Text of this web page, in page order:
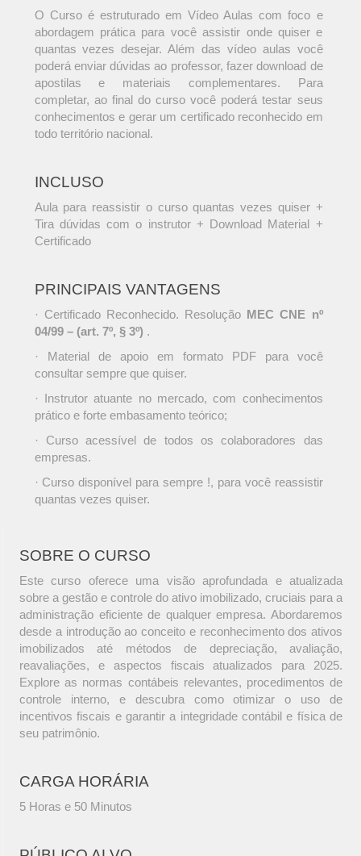
O Curso é estruturado em Vídeo Aulas com foco e
abordagem prática para você assistir onde quiser e
quantas vezes desejar. Além das vídeo aulas você
poderá enviar dúvidas ao professor, fazer download de
apostilas e materiais complementares. Para
completar, ao final do curso você poderá testar seus
conhecimentos e gerar um certificado reconhecido em
todo território nacional.
INCLUSO
Aula para reassistir o curso quantas vezes quiser +
Tira dúvidas com o instrutor + Download Material +
Certificado
PRINCIPAIS VANTAGENS
· Certificado Reconhecido. Resolução MEC CNE nº
04/99 – (art. 7º, § 3º) .
· Material de apoio em formato PDF para você
consultar sempre que quiser.
· Instrutor atuante no mercado, com conhecimentos
prático e forte embasamento teórico;
· Curso acessível de todos os colaboradores das
empresas.
· Curso disponível para sempre !, para você reassistir
quantas vezes quiser.
SOBRE O CURSO
Este curso oferece uma visão aprofundada e atualizada
sobre a gestão e controle do ativo imobilizado, cruciais para a
administração eficiente de qualquer empresa. Abordaremos
desde a introdução ao conceito e reconhecimento dos ativos
imobilizados até métodos de depreciação, avaliação,
reavaliações, e aspectos fiscais atualizados para 2025.
Explore as normas contábeis relevantes, procedimentos de
controle interno, e descubra como otimizar o uso de
incentivos fiscais e garantir a integridade contábil e física de
seu patrimônio.
CARGA HORÁRIA
5 Horas e 50 Minutos